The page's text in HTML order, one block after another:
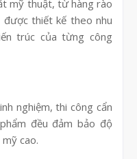
mỹ thuật, từ hàng rào
thiết kế theo nhu
trúc của từng công
nghiệm, thi công cẩn
đều đảm bảo độ
cao.